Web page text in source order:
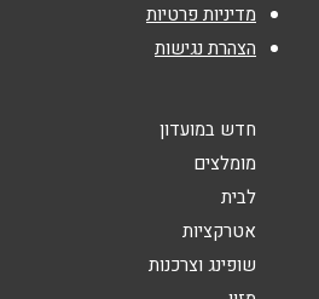
אנא חזרו אלי בקשר ל...
מדיניות פרטיות
הצהרת נגישות
חדש במועדון
מומלצים
לבית
אטרקציות
שופינג וצרכנות